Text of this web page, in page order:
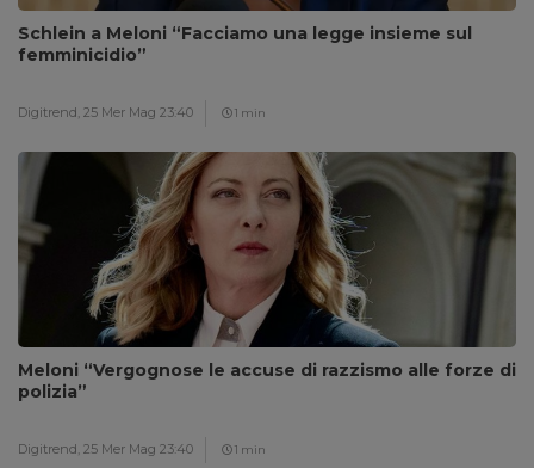
Schlein a Meloni “Facciamo una legge insieme sul
femminicidio”
Digitrend, 25 Mer Mag 23:40 1 min
Meloni “Vergognose le accuse di razzismo alle forze di
polizia”
Digitrend, 25 Mer Mag 23:40 1 min